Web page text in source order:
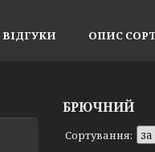
ВІДГУКИ ОПИС
БРЮЧНИЙ